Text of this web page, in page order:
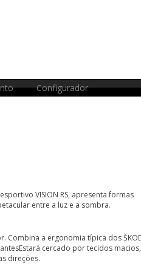
Configurador
VISION RS, apresenta formas
entre a luz e a sombra.
Combina a ergonomia típica dos
cercado por tecidos
direções.